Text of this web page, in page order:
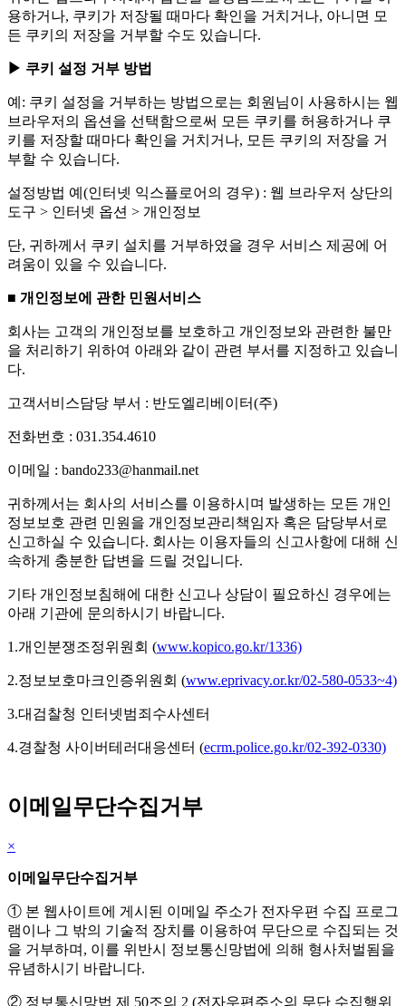
용하거나, 쿠키가 저장될 때마다 확인을 거치거나, 아니면 모
든 쿠키의 저장을 거부할 수도 있습니다.
▶ 쿠키 설정 거부 방법
예: 쿠키 설정을 거부하는 방법으로는 회원님이 사용하시는 웹
브라우저의 옵션을 선택함으로써 모든 쿠키를 허용하거나 쿠
키를 저장할 때마다 확인을 거치거나, 모든 쿠키의 저장을 거
부할 수 있습니다.
설정방법 예(인터넷 익스플로어의 경우) : 웹 브라우저 상단의
도구 > 인터넷 옵션 > 개인정보
단, 귀하께서 쿠키 설치를 거부하였을 경우 서비스 제공에 어
려움이 있을 수 있습니다.
■ 개인정보에 관한 민원서비스
회사는 고객의 개인정보를 보호하고 개인정보와 관련한 불만
을 처리하기 위하여 아래와 같이 관련 부서를 지정하고 있습니
다.
고객서비스담당 부서 : 반도엘리베이터(주)
전화번호 : 031.354.4610
이메일 : bando233@hanmail.net
귀하께서는 회사의 서비스를 이용하시며 발생하는 모든 개인
정보보호 관련 민원을 개인정보관리책임자 혹은 담당부서로
신고하실 수 있습니다. 회사는 이용자들의 신고사항에 대해 신
속하게 충분한 답변을 드릴 것입니다.
기타 개인정보침해에 대한 신고나 상담이 필요하신 경우에는
아래 기관에 문의하시기 바랍니다.
1.개인분쟁조정위원회 (www.kopico.go.kr/1336)
2.정보보호마크인증위원회 (www.eprivacy.or.kr/02-580-0533~4)
3.대검찰청 인터넷범죄수사센터
4.경찰청 사이버테러대응센터 (ecrm.police.go.kr/02-392-0330)
이메일무단수집거부
×
이메일무단수집거부
① 본 웹사이트에 게시된 이메일 주소가 전자우편 수집 프로그
램이나 그 밖의 기술적 장치를 이용하여 무단으로 수집되는 것
을 거부하며, 이를 위반시 정보통신망법에 의해 형사처벌됨을
유념하시기 바랍니다.
② 정보통신망법 제 50조의 2 (전자우편주소의 무단 수집행위